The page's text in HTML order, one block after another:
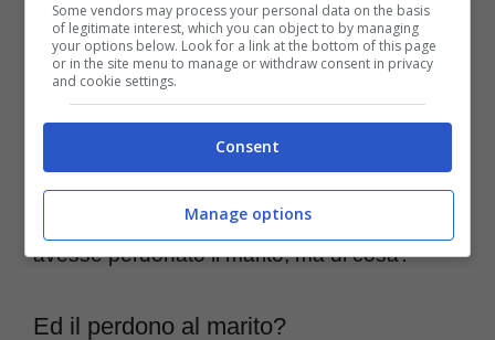
“L’ho fatto perché mia madre si è sposata
lì e mi sono sposata col vestito di
mamma, riadattato”
sulla marcia su Roma, nemmeno quello
casuale, ovviamente. E parlando di nozze la
Fagnani ha voluto sapere se Alessandra
avesse perdonato il marito, ma di cosa?
Ed il perdono al marito?
Some vendors may process your personal data on the basis
of legitimate interest, which you can object to by managing
your options below. Look for a link at the bottom of this page
or in the site menu to manage or withdraw consent in privacy
and cookie settings.
Consent
Manage options